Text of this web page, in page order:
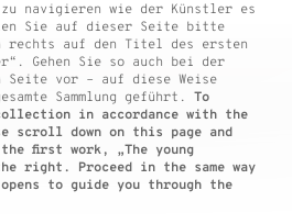
zu navigieren wie der Künstler es
Sie auf dieser Seite bitte
rechts auf den Titel des ersten
Gehen Sie so auch bei der
Seite vor – auf diese Weise
Sammlung geführt. To
in accordance with the
scroll down on this page and
first work, „The young
right. Proceed in the same way
to guide you through the